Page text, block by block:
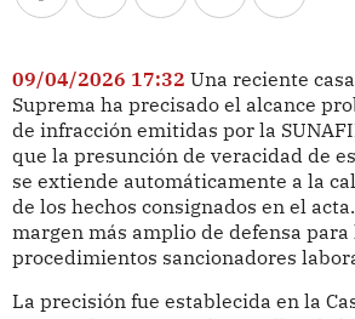
09/04/2026 17:32 Una reciente
Suprema ha precisado el alcance
de infracción emitidas por la
que la presunción de veracidad de
se extiende automáticamente a la
de los hechos consignados en el
margen más amplio de defensa para
procedimientos sancionadores
La precisión fue establecida en la